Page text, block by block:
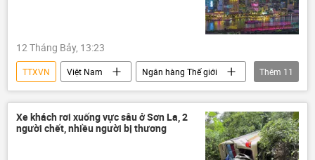
12 Tháng Bảy, 13:23
TTXVN Việt Nam
Ngân hàng Thế giới
Kinh tế
Châu Á
doanh nghiệp
FDI
công nghệ
Campuchia
Lào
Chính sách
Châu Âu
Thêm 11
Xe khách rơi xuống vực sâu ở Sơn La, 2
người chết, nhiều người bị thương